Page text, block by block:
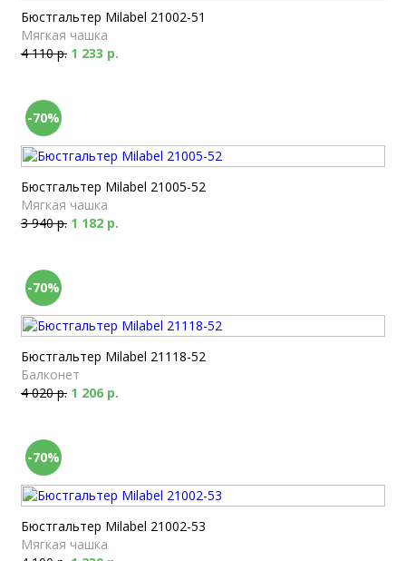
Бюстгальтер Milabel 21002-51
Мягкая чашка
4 110 р. 1 233 р.
-70%
Бюстгальтер Milabel 21005-52
Мягкая чашка
3 940 р. 1 182 р.
-70%
Бюстгальтер Milabel 21118-52
Балконет
4 020 р. 1 206 р.
-70%
Бюстгальтер Milabel 21002-53
Мягкая чашка